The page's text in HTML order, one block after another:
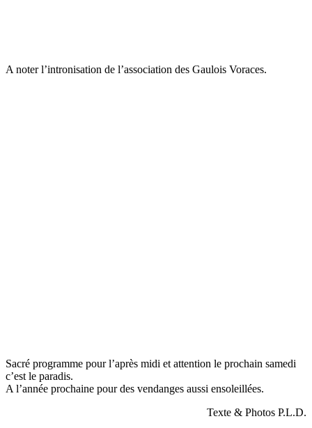
A noter l’intronisation de l’association des Gaulois Voraces.
Sacré programme pour l’après midi et attention le prochain samedi
c’est le paradis.
A l’année prochaine pour des vendanges aussi ensoleillées.
Texte & Photos P.L.D.